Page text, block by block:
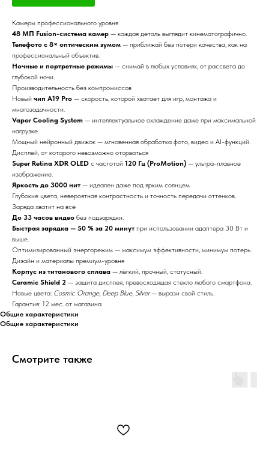
Камеры профессионального уровня
48 МП Fusion-система камер — каждая деталь выглядит кинематографично.
Телефото с 8× оптическим зумом — приближай без потери качества, как на
профессиональный объектив.
Ночные и портретные режимы — снимай в любых условиях, от рассвета до
глубокой ночи.
Производительность без компромиссов
Новый чип A19 Pro — скорость, которой хватает для игр, монтажа и
многозадачности.
Vapor Cooling System — интеллектуальное охлаждение даже при максимальной
нагрузке.
Мощный нейронный движок — мгновенная обработка фото, видео и AI-функций.
Дисплей, от которого невозможно оторваться
Super Retina XDR OLED с частотой 120 Гц (ProMotion) — ультра-плавное
изображение.
Яркость до 3000 нит — идеален даже под ярким солнцем.
Глубокие цвета, невероятная контрастность и точность передачи оттенков.
Заряда хватит на всё
До 33 часов видео без подзарядки.
Быстрая зарядка — 50 % за 20 минут при использовании адаптера 30 Вт и
выше.
Оптимизированный энергорежим — максимум эффективности, минимум потерь.
Дизайн и материалы премиум-уровня
Корпус из титанового сплава — лёгкий, прочный, статусный.
Ceramic Shield 2 — защита дисплея, превосходящая стекло любого смартфона.
Новые цвета: Cosmic Orange, Deep Blue, Silver— вырази свой стиль.
Гарантия: 12 мес. от магазина
Общие характеристики
Общие характеристики
Смотрите также